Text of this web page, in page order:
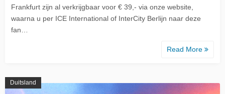
Frankfurt zijn al verkrijgbaar voor € 39,- via onze website,
waarna u per ICE International of InterCity Berlijn naar deze
fan…
Read More
Duitsland